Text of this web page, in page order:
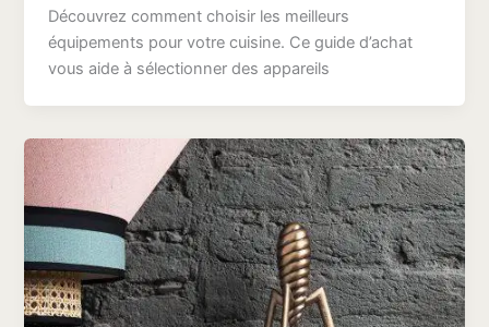
Découvrez comment choisir les meilleurs
équipements pour votre cuisine. Ce guide d’achat
vous aide à sélectionner des appareils